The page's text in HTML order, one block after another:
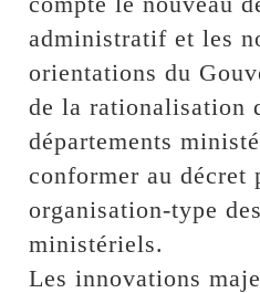
administratif et les
orientations du
de la rationalisation
départements
conformer au décret
organisation-type
ministériels.
Les innovations